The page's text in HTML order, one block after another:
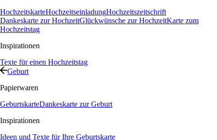
HochzeitskarteHochzeitseinladungHochzeitszeitschrift
Dankeskarte zur HochzeitGlückwünsche zur HochzeitKarte zum
Hochzeitstag
Inspirationen
Texte für einen Hochzeitstag
Geburt
Papierwaren
GeburtskarteDankeskarte zur Geburt
Inspirationen
Ideen und Texte für Ihre Geburtskarte